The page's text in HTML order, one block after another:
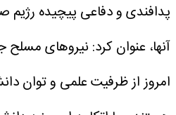
پدافندی و دفاعی پیچیده
آنها، عنوان کرد: نیروهای
امروز از ظرفیت علمی و توان